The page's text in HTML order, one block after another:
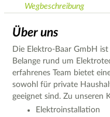
Wegbeschreibung
Über uns
Die Elektro-Baar GmbH
Belange rund um
erfahrenes Team bietet
sowohl für private
geeignet sind. Zu unseren
Elektroinstallation